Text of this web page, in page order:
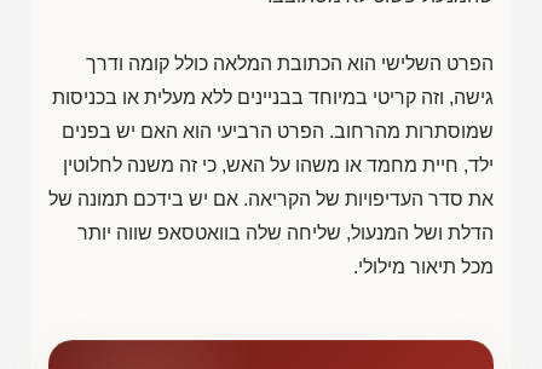
הפרט השלישי הוא הכתובת המלאה כולל קומה ודרך
גישה, וזה קריטי במיוחד בבניינים ללא מעלית או בכניסות
שמוסתרות מהרחוב. הפרט הרביעי הוא האם יש בפנים
ילד, חיית מחמד או משהו על האש, כי זה משנה לחלוטין
את סדר העדיפויות של הקריאה. אם יש בידכם תמונה של
הדלת ושל המנעול, שליחה שלה בוואטסאפ שווה יותר
מכל תיאור מילולי.